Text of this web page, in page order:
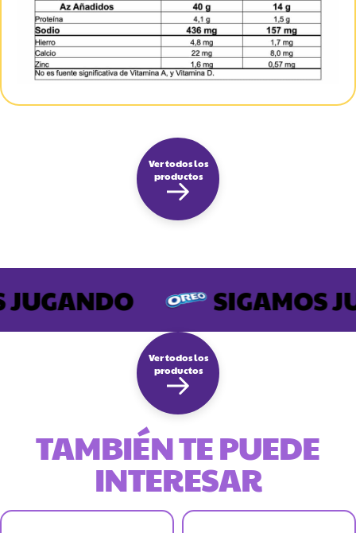
Ver todos los
productos
SIGAMOS
TAMBIÉN TE PUEDE
INTERESAR
Ver todos los
productos